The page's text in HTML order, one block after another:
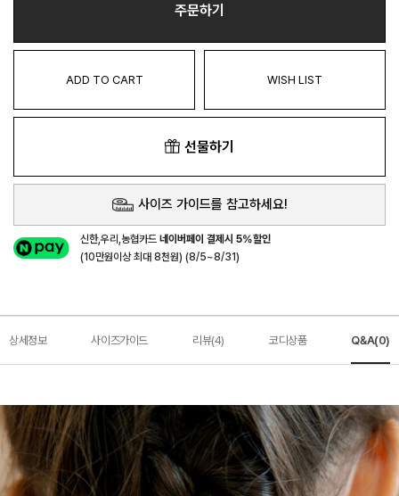
주문하기
ADD TO CART WISH LIST
선물하기
사이즈 가이드를 참고하세요!
신한,우리,농협카드네이버페이 결제시 5%할인
(10만원이상 최대 8천원) (8/5~8/31)
상세정보 사이즈가이드 리뷰(4) 코디상품 Q&A(0)